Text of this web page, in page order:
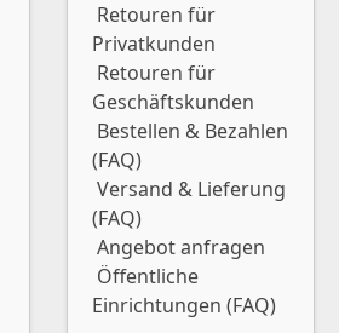
Retouren für
Privatkunden
Retouren für
Geschäftskunden
Bestellen & Bezahlen
(FAQ)
Versand & Lieferung
(FAQ)
Angebot anfragen
Öffentliche
Einrichtungen (FAQ)